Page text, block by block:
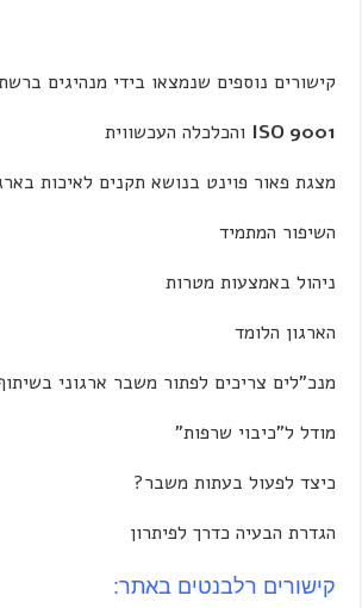
קישורים נוספים שנמצאו בידי מנהיגים
ISO 9001 והכלכלה העכשווית
מצגת פאור פוינט בנושא תקנים לאיכות
השיפור המתמיד
ניהול באמצעות מטרות
הארגון הלומד
מנכ"לים צריכים לפתור משבר ארגוני
מודל ל"כיבוי שרפות"
כיצד לפעול בעתות משבר?
הגדרת הבעיה כדרך לפיתרון
קישורים רלבנטים באתר: